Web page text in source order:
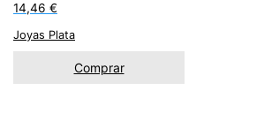
14,46 €
Joyas Plata
Comprar